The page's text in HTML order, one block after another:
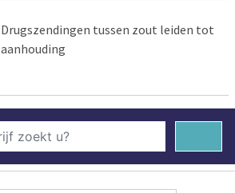
Drugszendingen tussen zout leiden tot
aanhouding